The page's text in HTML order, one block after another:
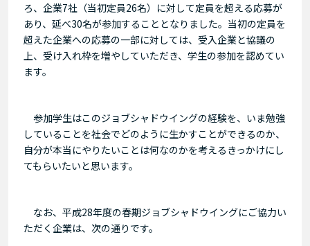
ろ、企業7社（当初定員26名）に対して定員を超える応募が
あり、延べ30名が参加することとなりました。当初の定員を
超えた企業への応募の一部に対しては、受入企業と協議の
上、受け入れ枠を増やしていただき、学生の参加を認めてい
ます。
参加学生はこのジョブシャドウイングの経験を、 いま勉強
していることを社会でどのように生かすことができるのか、
自分が本当にやりたいことは何なのかを考えるきっかけにし
てもらいたいと思います。
なお、平成28年度の春期ジョブシャドウイングにご協力い
ただく企業は、次の通りです。